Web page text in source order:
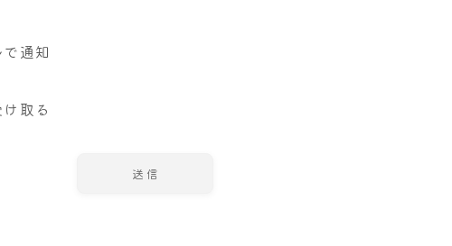
通知
取る